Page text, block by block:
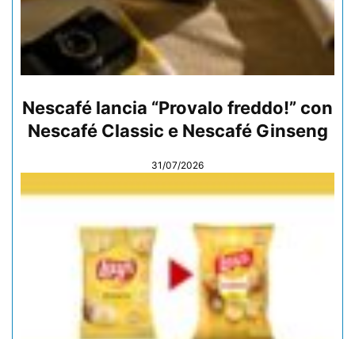
Nescafé lancia “Provalo freddo!” con
Nescafé Classic e Nescafé Ginseng
31/07/2026